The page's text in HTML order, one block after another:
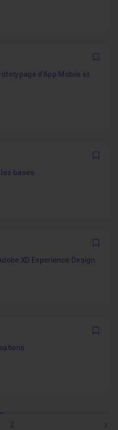
d'App Mobile et
les bases
XD Experience Design